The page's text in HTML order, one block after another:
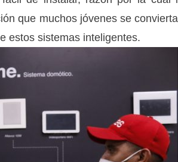
que muchos jóvenes se
estos sistemas inteligentes.